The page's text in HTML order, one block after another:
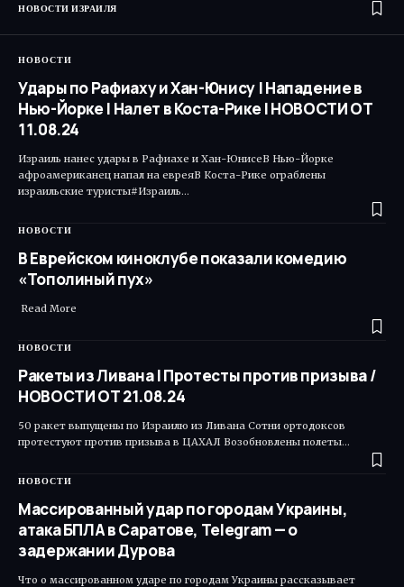
НОВОСТИ ИЗРАИЛЯ
НОВОСТИ
Удары по Рафиаху и Хан-Юнису | Нападение в
Нью-Йорке | Налет в Коста-Рике | НОВОСТИ ОТ
11.08.24
Израиль нанес удары в Рафиахе и Хан-ЮнисеВ Нью-Йорке
афроамериканец напал на евреяВ Коста-Рике ограблены
израильские туристы#Израиль…
НОВОСТИ
В Еврейском киноклубе показали комедию
«Тополиный пух»
Read More ​
НОВОСТИ
Ракеты из Ливана | Протесты против призыва /
НОВОСТИ ОТ 21.08.24
50 ракет выпущены по Израилю из Ливана Сотни ортодоксов
протестуют против призыва в ЦАХАЛ Возобновлены полеты…
НОВОСТИ
Массированный удар по городам Украины,
атака БПЛА в Саратове, Telegram — о
задержании Дурова
Что о массированном ударе по городам Украины рассказывает